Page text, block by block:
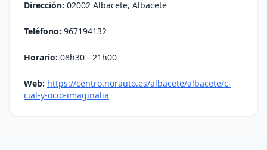
Dirección: 02002 Albacete, Albacete
Teléfono: 967194132
Horario: 08h30 - 21h00
Web: https://centro.norauto.es/albacete/albacete/c-
cial-y-ocio-imaginalia